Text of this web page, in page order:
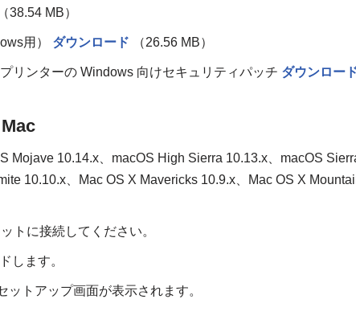
（38.54 MB）
用） ダウンロード （26.56 MB）
リンターの Windows 向けセキュリティパッチ ダウンロー
Mojave 10.14.x、macOS High Sierra 10.13.x、macOS
10.10.x、Mac OS X Mavericks 10.9.x、Mac OS X
トに接続してください。
します。
トアップ画面が表示されます。